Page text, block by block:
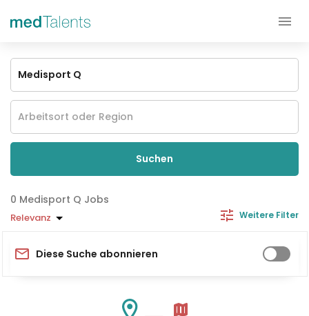
Suchen
Medisport Q Jobs
Relevanz Weitere Filter
Diese Suche abonnieren